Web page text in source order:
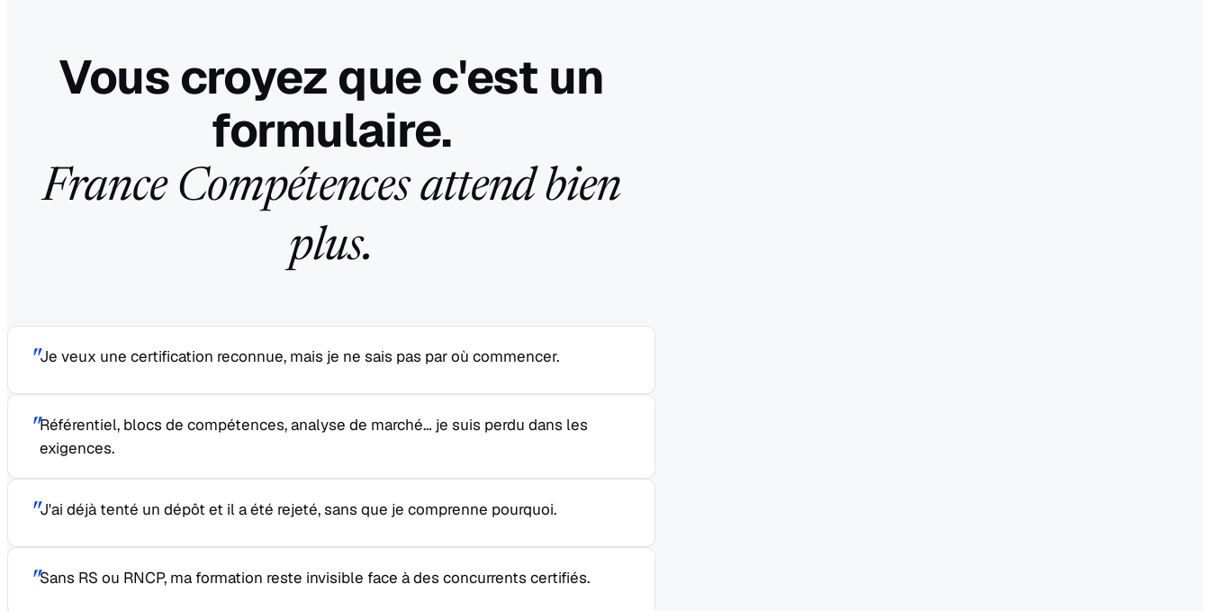
Vous croyez que c'est un
formulaire.
France Compétences attend bien
plus.
"Je veux une certification reconnue, mais je ne sais pas par où commencer.
"Référentiel, blocs de compétences, analyse de marché… je suis perdu dans les
exigences.
"J'ai déjà tenté un dépôt et il a été rejeté, sans que je comprenne pourquoi.
"Sans RS ou RNCP, ma formation reste invisible face à des concurrents certifiés.